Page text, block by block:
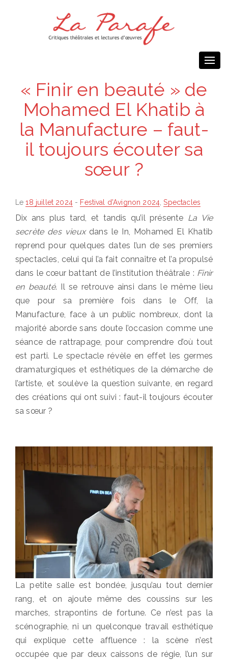
« Finir en beauté » de
Mohamed El Khatib à
la Manufacture – faut-
il toujours écouter sa
sœur ?
LePosted
18 juillet 2024- Festival d'Avignon 2024 ,Spectacles
Dix ans plus tard, et tandis qu’il présente La Vie
secrète des vieuxdans le In, Mohamed El Khatib
reprend pour quelques dates l’un de ses premiers
spectacles, celui qui l’a fait connaître et l’a propulsé
dans le cœur battant de l’institution théâtrale : Finir
en beauté. Il se retrouve ainsi dans le même lieu
que pour sa première fois dans le Off, la
Manufacture, face à un public nombreux, dont la
majorité aborde sans doute l’occasion comme une
séance de rattrapage, pour comprendre d’où tout
est parti. Le spectacle révèle en effet les germes
dramaturgiques et esthétiques de la démarche de
l’artiste, et soulève la question suivante, en regard
des créations qui ont suivi : faut-il toujours écouter
sa sœur ?
La petite salle est bondée, jusqu’au tout dernier
rang, et on ajoute même des coussins sur les
marches, strapontins de fortune. Ce n’est pas la
scénographie, ni un quelconque travail esthétique
qui explique cette affluence : la scène n’est
occupée que par deux caissons de régie, l’un sur